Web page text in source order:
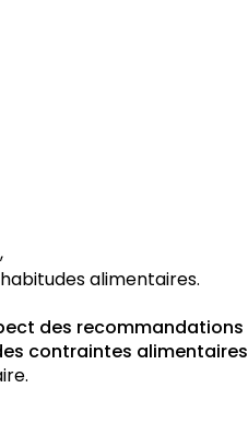
alimentaires.
des recommandations
contraintes alimentaires